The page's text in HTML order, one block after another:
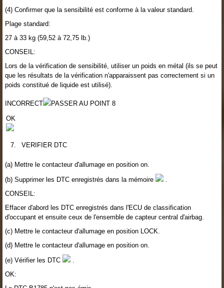
(4) Confirmer que la sensibilité est conforme à la valeur standard.
Plage standard:
27 à 33 kg (59,52 à 72,75 lb.)
CONSEIL:
Lors de la vérification de sensibilité, utiliser un poids en métal (ils se peut
que les résultats de la vérification n'apparaissent pas correctement si un
poids constitué de liquide est utilisé).
INCORRECT
PASSER AU POINT 8
OK
7. VERIFIER DTC
(a) Mettre le contacteur d'allumage en position on.
(b) Supprimer les DTC enregistrés dans la mémoire
CONSEIL:
Effacer d'abord les DTC enregistrés dans l'ECU de classification
d'occupant et ensuite ceux de l'ensemble de capteur central d'airbag.
(c) Mettre le contacteur d'allumage en position LOCK.
(d) Mettre le contacteur d'allumage en position on.
(e) Vérifier les DTC
OK: